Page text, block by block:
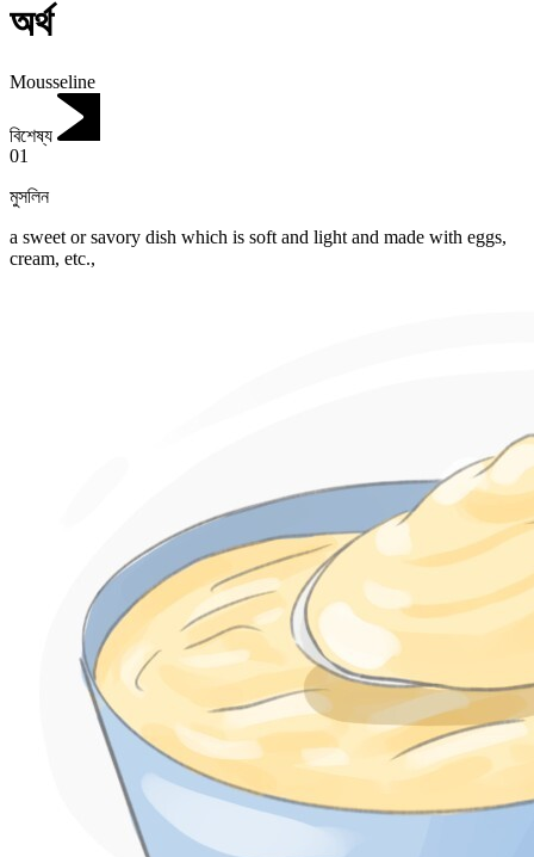
অর্থ
Mousseline
বিশেষ্য
01
মুসলিন
a sweet or savory dish which is soft and light and made with eggs,
cream, etc.,